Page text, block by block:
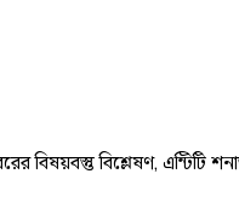
বিষয়বস্তু বিশ্লেষণ, এন্টিটি